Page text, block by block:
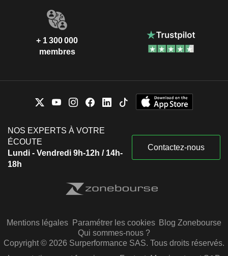
+ 1 300 000
membres
NOS EXPERTS À VOTRE
ÉCOUTE
Lundi - Vendredi 9h-12h / 14h-
18h
Contactez-nous
Mentions légales Paramétrer les cookies Blog Zonebourse
Qui sommes-nous ?
Copyright © 2026 Surperformance SAS. Tous droits réservés.